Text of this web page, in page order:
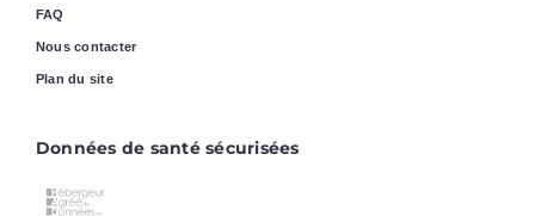
FAQ
Nous contacter
Plan du site
Données de santé sécurisées